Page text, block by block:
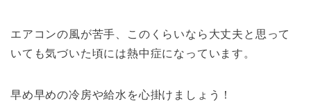
エアコンの風が苦手、このくらいなら大丈夫と思って
いても気づいた頃には熱中症になっています。
早め早めの冷房や給水を心掛けましょう！